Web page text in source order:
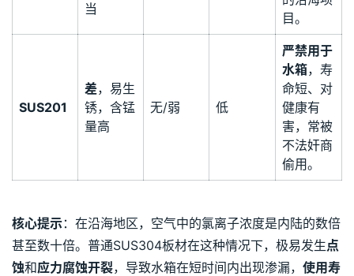
当
目。
SUS201
差，易生
锈，含锰
量高
无/弱 低
严禁用于
水箱，寿
命短、对
健康有
害，常被
不法奸商
偷用。
核心提示：在沿海地区，空气中的氯离子浓度是内陆的数倍
甚至数十倍。普通SUS304板材在这种情况下，极易发生点
蚀和应力腐蚀开裂，导致水箱在短时间内出现渗漏， 使用寿